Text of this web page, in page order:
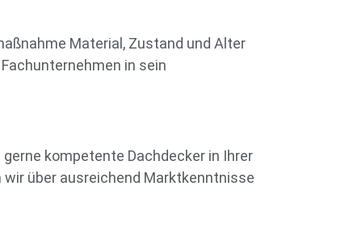
Material, Zustand und Alter
in sein
kompetente Dachdecker in Ihrer
über ausreichend Marktkenntnisse